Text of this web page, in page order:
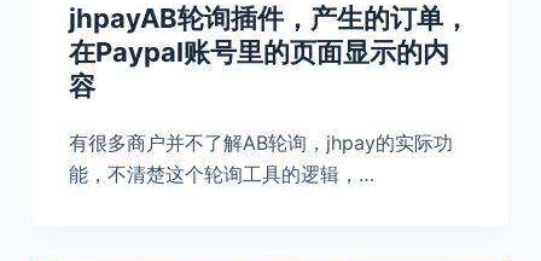
jhpayAB轮询插件，产生的订单，
在Paypal账号里的页面显示的内
容
有很多商户并不了解AB轮询，jhpay的实际功
能，不清楚这个轮询工具的逻辑，…